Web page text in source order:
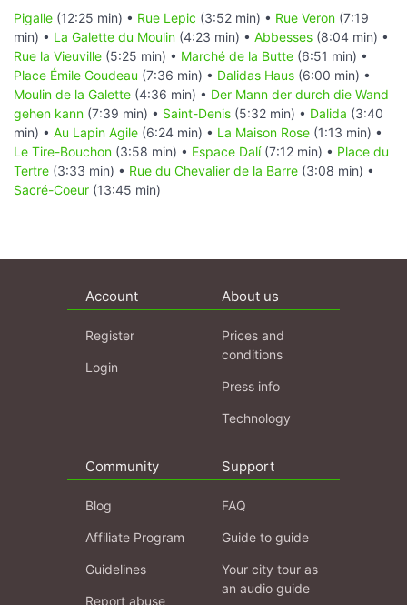
Pigalle (12:25 min) • Rue Lepic (3:52 min) • Rue Veron (7:19
min) • La Galette du Moulin (4:23 min) • Abbesses (8:04 min) •
Rue la Vieuville (5:25 min) • Marché de la Butte (6:51 min) •
Place Émile Goudeau (7:36 min) • Dalidas Haus (6:00 min) •
Moulin de la Galette (4:36 min) • Der Mann der durch die Wand
gehen kann (7:39 min) • Saint-Denis (5:32 min) • Dalida (3:40
min) • Au Lapin Agile (6:24 min) • La Maison Rose (1:13 min) •
Le Tire-Bouchon (3:58 min) • Espace Dalí(7:12 min) • Place du
Tertre (3:33 min) • Rue du Chevalier de la Barre (3:08 min) •
Sacré-Coeur (13:45 min)
Account
Register
Login
About us
Prices and
conditions
Press info
Technology
Community
Blog
Affiliate Program
Guidelines
Report abuse
Support
FAQ
Guide to guide
Your city tour as
an audio guide